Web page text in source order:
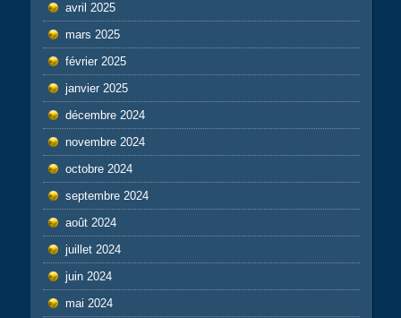
avril 2025
mars 2025
février 2025
janvier 2025
décembre 2024
novembre 2024
octobre 2024
septembre 2024
août 2024
juillet 2024
juin 2024
mai 2024